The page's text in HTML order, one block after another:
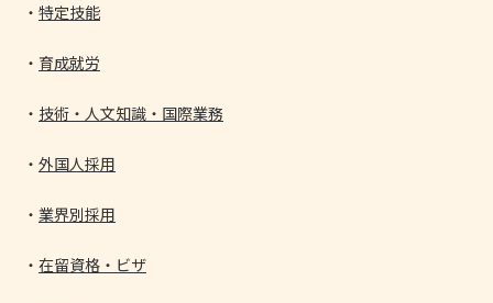
特定技能
育成就労
技術・人文知識・国際業務
外国人採用
業界別採用
在留資格・ビザ